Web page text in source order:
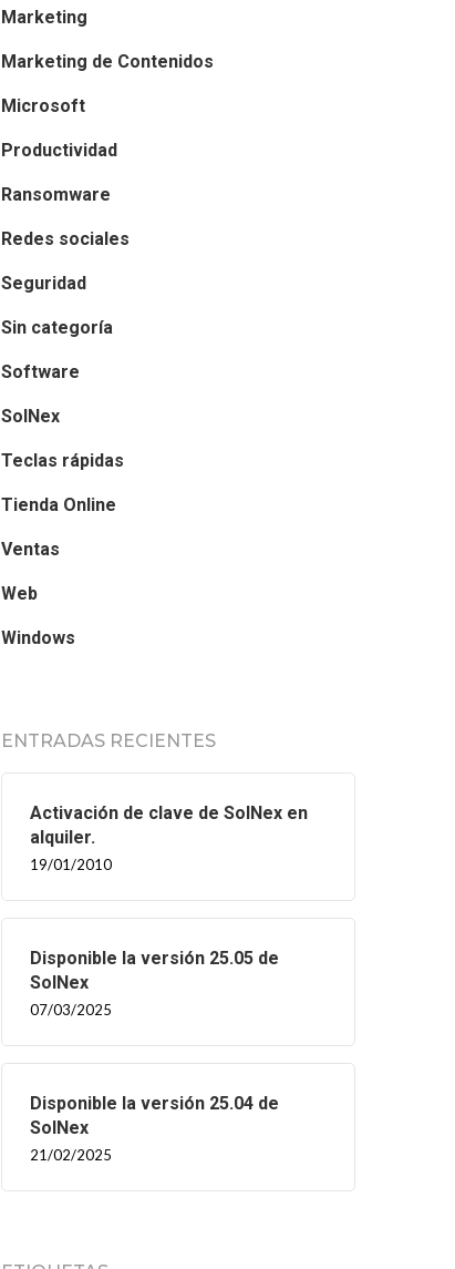
Marketing
Marketing de Contenidos
Microsoft
Productividad
Ransomware
Redes sociales
Seguridad
Sin categoría
Software
SolNex
Teclas rápidas
Tienda Online
Ventas
Web
Windows
ENTRADAS RECIENTES
Activación de clave de SolNex en
alquiler.
19/01/2010
Disponible la versión 25.05 de
SolNex
07/03/2025
Disponible la versión 25.04 de
SolNex
21/02/2025